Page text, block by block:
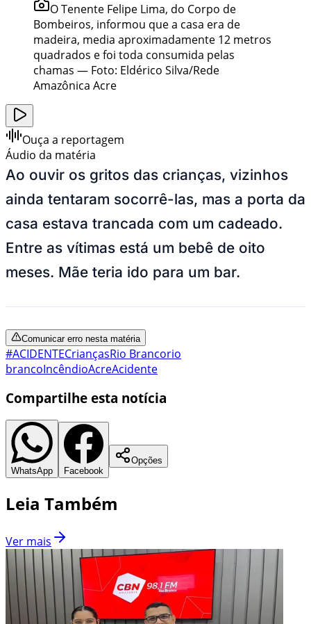
O Tenente Felipe Lima, do Corpo de
Bombeiros, informou que a casa era de
madeira, media aproximadamente 12 metros
quadrados e foi toda consumida pelas
chamas — Foto: Eldérico Silva/Rede
Amazônica Acre
Ouça a reportagem
Áudio da matéria
Ao ouvir os gritos das crianças, vizinhos
ainda tentaram socorrê-las, mas a porta da
casa estava trancada com um cadeado.
Entre as vítimas está um bebê de oito
meses. Mãe teria ido para um bar.
Comunicar erro nesta matéria
#ACIDENTECriançasRio Brancorio
brancoIncêndioAcreAcidente
Compartilhe esta notícia
WhatsApp Facebook
Opções
Leia Também
Ver mais